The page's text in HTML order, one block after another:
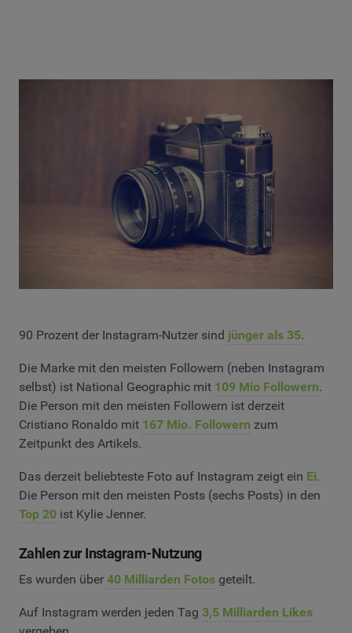
90 Prozent der Instagram-Nutzer sind jünger als 35.
Die Marke mit den meisten Followern (neben Instagram
selbst) ist National Geographic mit 109 Mio Followern.
Die Person mit den meisten Followern ist derzeit
Cristiano Ronaldo mit 167 Mio. Followern zum
Zeitpunkt des Artikels.
Das derzeit beliebteste Foto auf Instagram zeigt ein Ei.
Die Person mit den meisten Posts (sechs Posts) in den
Top 20 ist Kylie Jenner.
Zahlen zur Instagram-Nutzung
Es wurden über 40 Milliarden Fotos geteilt.
Auf Instagram werden jeden Tag 3,5 Milliarden Likes